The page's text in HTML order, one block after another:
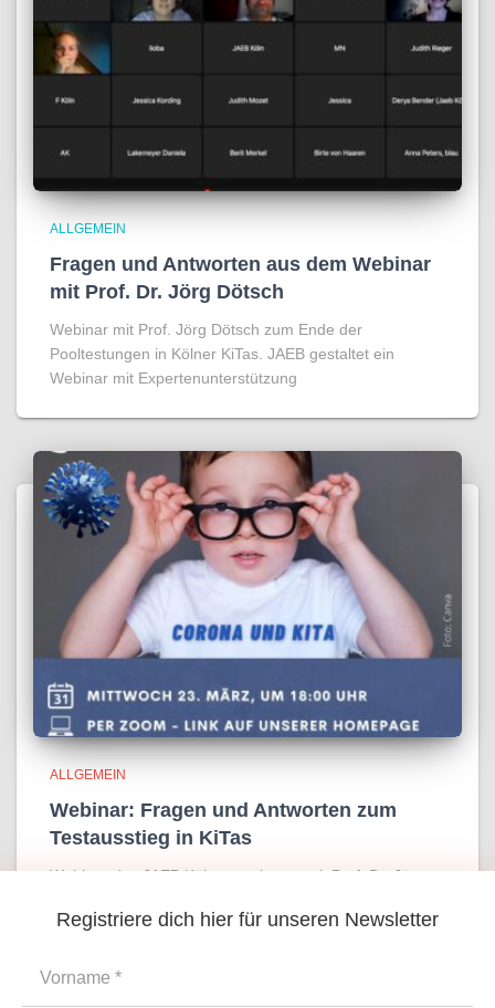
Registriere dich hier für unseren Newsletter
ALLGEMEIN
Fragen und Antworten aus dem Webinar
mit Prof. Dr. Jörg Dötsch
Webinar mit Prof. Jörg Dötsch zum Ende der
Pooltestungen in Kölner KiTas. JAEB gestaltet ein
Webinar mit Expertenunterstützung
ALLGEMEIN
Webinar: Fragen und Antworten zum
Testausstieg in KiTas
Webinar des JAEB Köln gemeinsam mit Prof. Dr. Jörg
Kölner KiTas. Frage- und Antwortsession